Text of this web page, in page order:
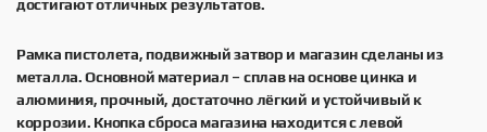
достигают отличных результатов.
Рамка пистолета, подвижный затвор и магазин сделаны из
металла. Основной материал – сплав на основе цинка и
алюминия, прочный, достаточно лёгкий и устойчивый к
коррозии. Кнопка сброса магазина находится с левой